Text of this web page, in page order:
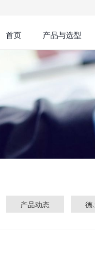
首页 产品与选型
产品动态 德